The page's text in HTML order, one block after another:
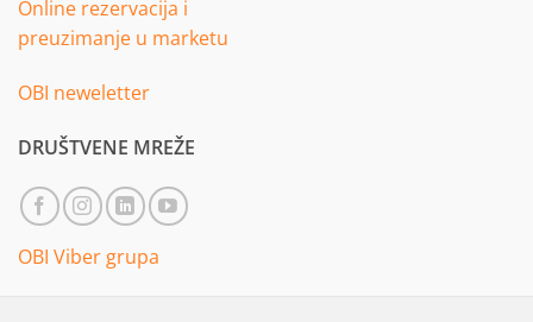
Online rezervacija i
preuzimanje u marketu
OBI neweletter
DRUŠTVENE MREŽE
OBI Viber grupa